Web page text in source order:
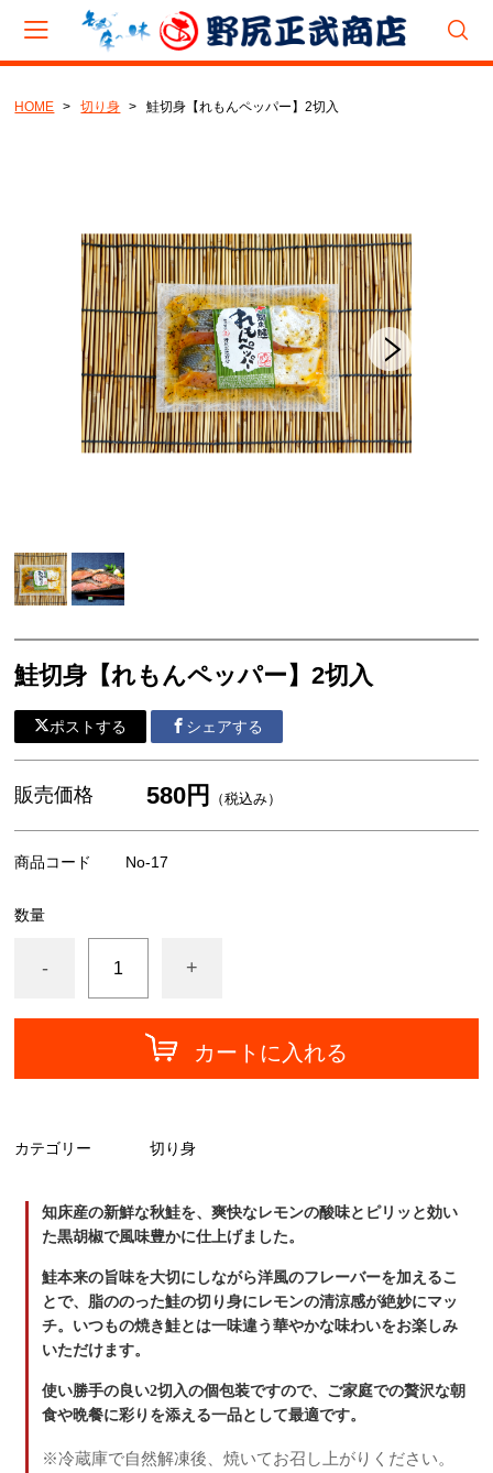
8月企画『旨辛たこジャン』キャンペーン
CATEGORY
いくら・筋子
切り身
HOME 切り身 鮭切身【れもんペッパー】2切入
鮭切身【れもんペッパー】2切入
ポストする シェアする
販売価格 580円 （税込み）
商品コード No-17
数量
- +
カートに入れる
カテゴリー 切り身
知床産の新鮮な秋鮭を、爽快なレモンの酸味とピリッと効い
た黒胡椒で風味豊かに仕上げました。
鮭本来の旨味を大切にしながら洋風のフレーバーを加えるこ
とで、脂ののった鮭の切り身にレモンの清涼感が絶妙にマッ
チ。いつもの焼き鮭とは一味違う華やかな味わいをお楽しみ
いただけます。
使い勝手の良い2切入の個包装ですので、ご家庭での贅沢な朝
食や晩餐に彩りを添える一品として最適です。
※冷蔵庫で自然解凍後、焼いてお召し上がりください。